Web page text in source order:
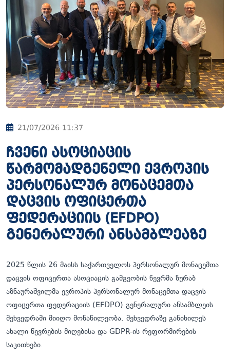
21/07/2026 11:37
ჩვენი ასოციაცის
წარმომადგენელი ევროპის
პერსონალურ მონაცემთა
დაცვის ოფიცერთა
ფედერაციის (EFDPO)
გენერალური ანსამბლეაზე
2025 წლის 26 მაისს საქართველოს პერსონალურ მონაცემთა
დაცვის ოფიცერთა ასოციაცის გამგეობის წევრმა ზურაბ
აზნაურაშვილმა ევროპის პერსონალურ მონაცემთა დაცვის
ოფიცერთა ფედერაციის (EFDPO) გენერალური ანსამბლეის
შეხვედრაში მიიღო მონაწილეობა. შეხვედრაზე განიხილეს
ახალი წევრების მიღებისა და GDPR-ის რეფორმირების
საკითხები.